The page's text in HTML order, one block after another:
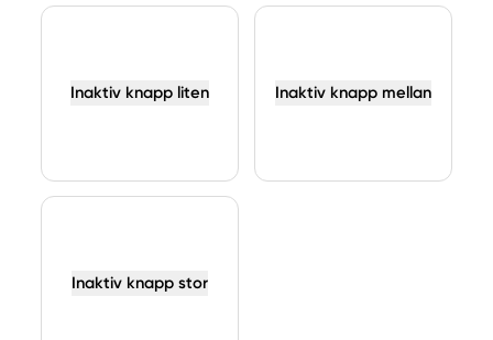
Inaktiv knapp liten Inaktiv knapp mellan
Inaktiv knapp stor